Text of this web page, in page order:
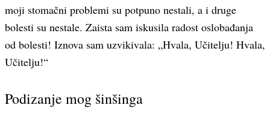
moji stomačni problemi su potpuno nestali, a i druge
bolesti su nestale. Zaista sam iskusila radost oslobađanja
od bolesti! Iznova sam uzvikivala: „Hvala, Učitelju! Hvala,
Učitelju!“
Podizanje mog šinšinga